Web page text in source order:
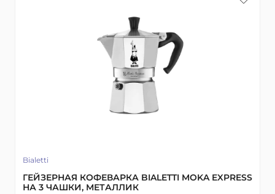
Bialetti
ГЕЙЗЕРНАЯ КОФЕВАРКА BIALETTI MOKA EXPRESS
НА 3 ЧАШКИ, МЕТАЛЛИК